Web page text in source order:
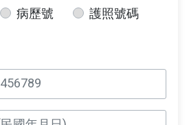
病歷號
護照號碼